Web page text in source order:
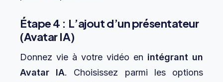
Étape 4 : L’ajout d’un présentateur
(Avatar IA)
Donnez vie à votre vidéo en intégrant un
Avatar IA. Choisissez parmi les options